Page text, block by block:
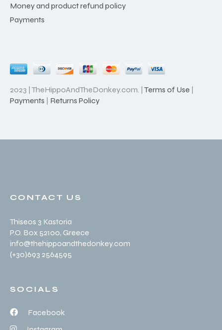
Money and product refund policy
Payments
2023 | TheHippoAndTheDonkey.com. | Terms of Use |
Payments | Returns Policy
CONTACT US
Thiseos 3 Kastoria
P.O. Box 52100, Greece
info@thehippoandthedonkey.com
(+30)693 2564595
SOCIALS
Facebook